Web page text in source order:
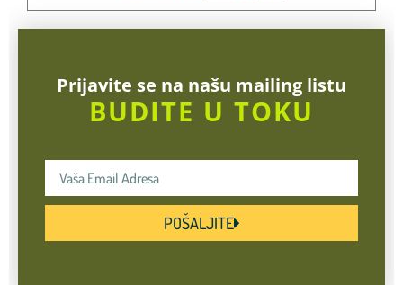
Prijavite se na našu mailing listu
BUDITE U TOKU
POŠALJITE